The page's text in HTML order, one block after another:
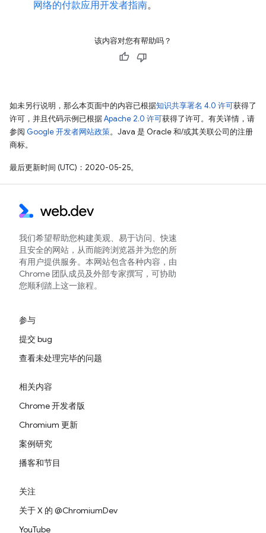
网络的付款应用开发者指南。
该内容对您有帮助吗？
如未另行说明，那么本页面中的内容已根据知识共享署名 4.0 许可获得了
许可，并且代码示例已根据Apache 2.0 许可获得了许可。有关详情，请
参阅 Google 开发者网站政策。Java 是 Oracle 和/或其关联公司的注册
商标。
最后更新时间 (UTC)：2020-05-25。
我们希望帮助您构建美观、易于访问、快速
且安全的网站，从而能跨浏览器并为您的所
有用户提供服务。本网站包含各种内容，由
Chrome 团队成员及外部专家撰写，可协助
您顺利踏上这一旅程。
参与
提交 bug
查看未处理完毕的问题
相关内容
Chrome 开发者版
Chromium 更新
案例研究
播客和节目
关注
关于 X 的 @ChromiumDev
YouTube